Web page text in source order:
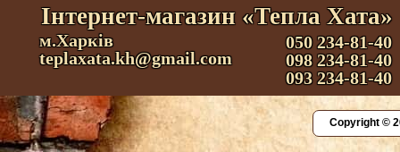
Інтернет-магазин «Тепла Хата»
м.Харків
teplaxata.kh@gmail.com
050 234-81-40
098 234-81-40
093 234-81-40
Copyright ©